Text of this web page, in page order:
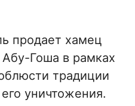
продает хамец
Гоша в рамках
традиции
уничтожения.